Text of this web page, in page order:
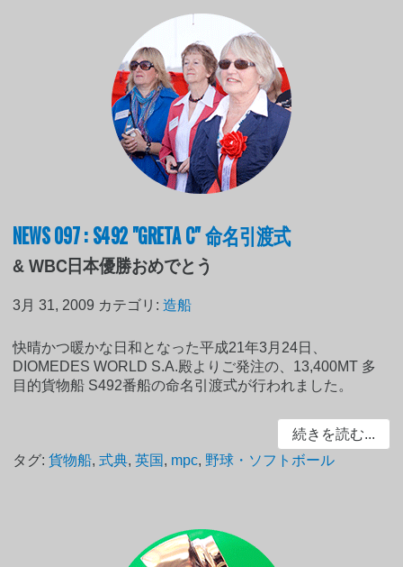
NEWS 097 : S492 "GRETA C" 命名引渡式
& WBC日本優勝おめでとう
3月 31, 2009 カテゴリ:造船
快晴かつ暖かな日和となった平成21年3月24日、
DIOMEDES WORLD S.A.殿よりご発注の、13,400MT 多
目的貨物船 S492番船の命名引渡式が行われました。
続きを読む...
タグ:貨物船,式典,英国 , mpc, 野球・ソフトボール